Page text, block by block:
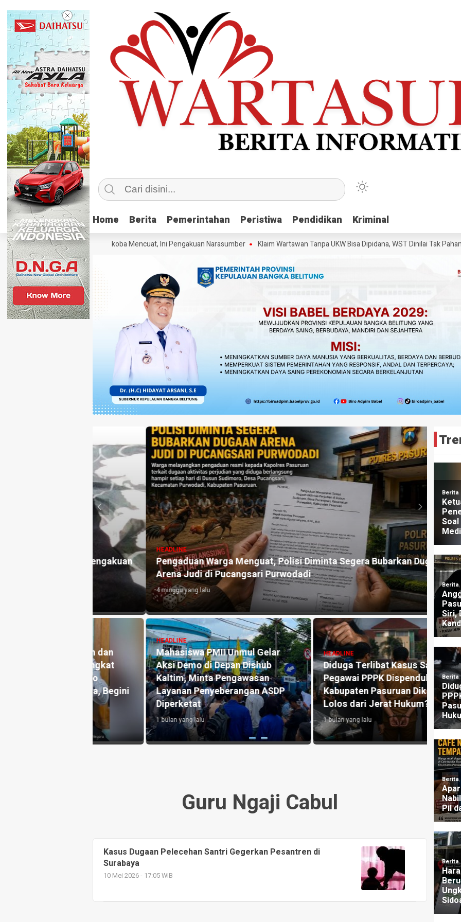
Home Berita Pemerintahan Peristiwa Pendidikan Kriminal
Home Berita Pemerintahan Peristiwa Pendidikan Kriminal
sebagai SP Polisi Narkoba Mencuat, Ini Pengakuan Narasumber Klaim Wartawan Tanpa UKW Bisa Dipidana, WST Dinilai Tak Pahami UU
HEADLINE
Pengaduan Warga Menguat, Polisi Diminta Segera Bubarkan Dugaan
Arena Judi di Pucangsari Purwodadi
4 minggu yang lalu
Mahasiswa PMII Unmul Gelar
Aksi Demo di Depan Dishub
Kaltim, Minta Pengawasan
Layanan Penyeberangan ASDP
Diperketat
1 bulan yang lalu
HEADLINE
Diduga Terlibat Kasus Sabu,
Pegawai PPPK Dispendukcapil
Kabupaten Pasuruan Dikabarkan
Lolos dari Jerat Hukum?
1 bulan yang lalu
1
UU
3
Guru Ngaji Cabul
Kasus Dugaan Pelecehan Santri Gegerkan Pesantren di
Surabaya
10 Mei 2026 - 17:05 WIB